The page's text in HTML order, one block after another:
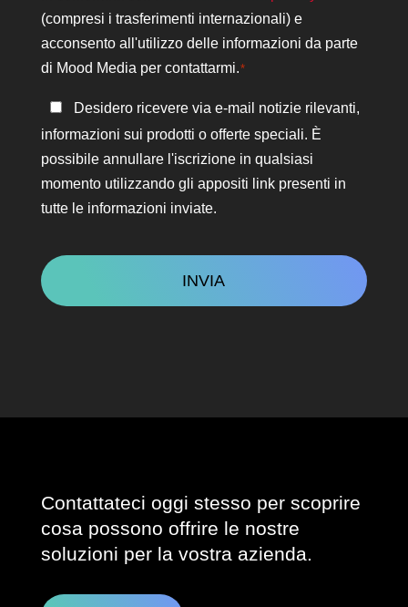
privacy
*
(compresi i trasferimenti internazionali) e
acconsento all'utilizzo delle informazioni da parte
di Mood Media per contattarmi.*
Rimanere
in
contatto
Desidero ricevere via e-mail notizie rilevanti,
informazioni sui prodotti o offerte speciali. È
possibile annullare l'iscrizione in qualsiasi
momento utilizzando gli appositi link presenti in
tutte le informazioni inviate.
Contattateci oggi stesso per scoprire
cosa possono offrire le nostre
soluzioni per la vostra azienda.